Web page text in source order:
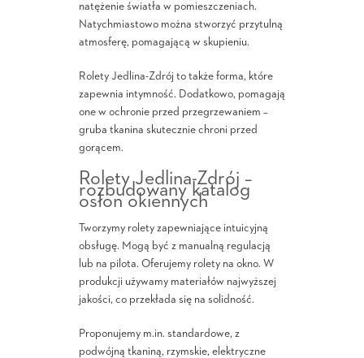
natężenie światła w pomieszczeniach.
Natychmiastowo można stworzyć przytulną
atmosferę, pomagającą w skupieniu.
Rolety Jedlina-Zdrój to także forma, które
zapewnia intymność. Dodatkowo, pomagają
one w ochronie przed przegrzewaniem –
gruba tkanina skutecznie chroni przed
gorącem.
Rolety Jedlina-Zdrój –
rozbudowany katalog
osłon okiennych
Tworzymy rolety zapewniające intuicyjną
obsługę. Mogą być z manualną regulacją
lub na pilota. Oferujemy rolety na okno. W
produkcji używamy materiałów najwyższej
jakości, co przekłada się na solidność.
Proponujemy m.in. standardowe, z
podwójną tkaniną, rzymskie, elektryczne